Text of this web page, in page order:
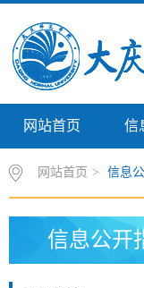
网站首页 信
网站首页 > 信息
信息公开